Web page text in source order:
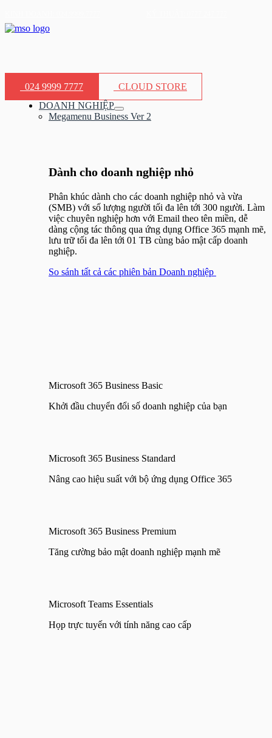
nội
024 9999 7777
CLOUD STORE
DOANH NGHIỆP
Bật/tắt
Menu
Megamenu Business Ver 2
Dành cho doanh nghiệp nhỏ​
Phân khúc dành cho các doanh nghiệp nhỏ và vừa
(SMB) với số lượng người tối đa lên tới 300 người. Làm
việc chuyên nghiệp hơn với Email theo tên miền, dễ
dàng cộng tác thông qua ứng dụng Office 365 mạnh mẽ,
lưu trữ tối đa lên tới 01 TB cùng bảo mật cấp doanh
nghiệp.
So sánh tất cả các phiên bản Doanh nghiệp
Microsoft 365 Business Basic
Khởi đầu chuyển đổi số doanh nghiệp của bạn
Microsoft 365 Business Standard
Nâng cao hiệu suất với bộ ứng dụng Office 365
Microsoft 365 Business Premium
Tăng cường bảo mật doanh nghiệp mạnh mẽ
Microsoft Teams Essentials
Họp trực tuyến với tính năng cao cấp